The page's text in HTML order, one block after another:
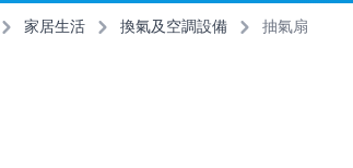
家居生活 換氣及空調設備 抽氣扇